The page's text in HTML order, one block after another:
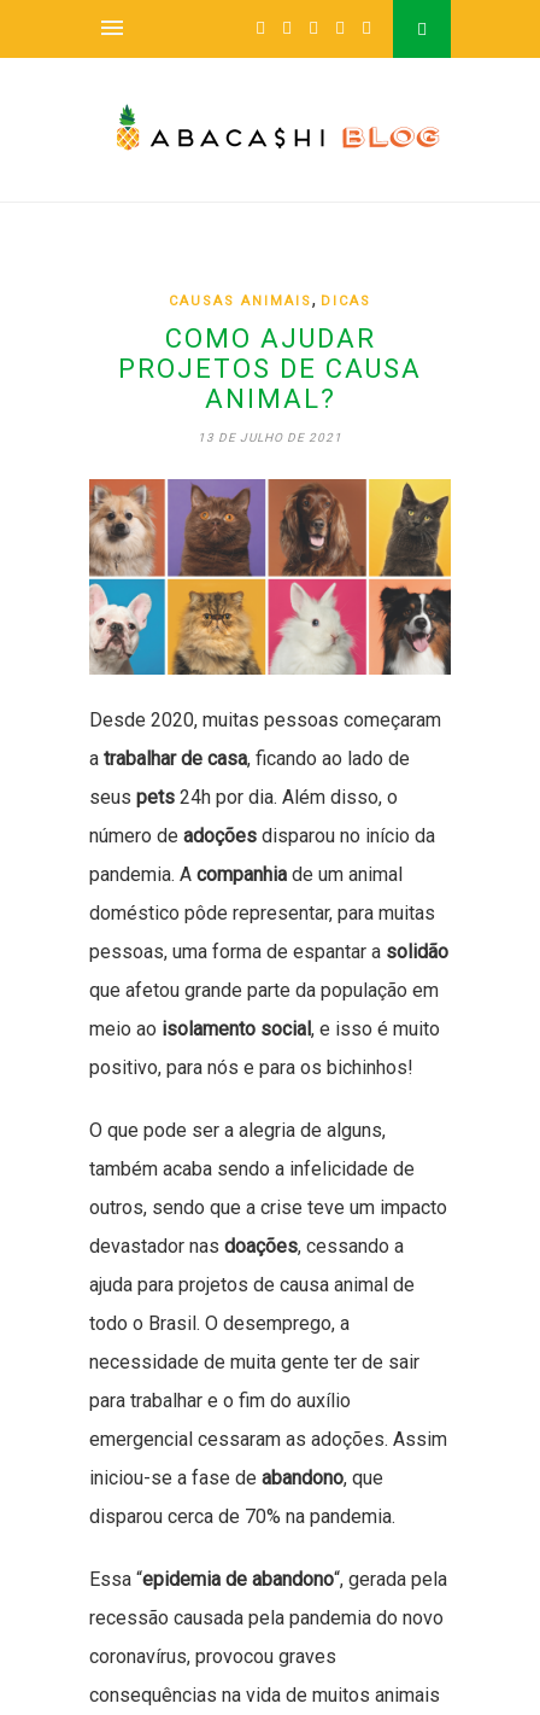
CAUSAS ANIMAIS, DICAS
COMO AJUDAR
PROJETOS DE CAUSA
ANIMAL?
13 DE JULHO DE 2021
Desde 2020, muitas pessoas começaram
a trabalhar de casa, ficando ao lado de
seus pets 24h por dia. Além disso, o
número de adoções disparou no início da
pandemia. A companhia de um animal
doméstico pôde representar, para muitas
pessoas, uma forma de espantar a solidão
que afetou grande parte da população em
meio ao isolamento social, e isso é muito
positivo, para nós e para os bichinhos!
O que pode ser a alegria de alguns,
também acaba sendo a infelicidade de
outros, sendo que a crise teve um impacto
devastador nas doações, cessando a
ajuda para projetos de causa animal de
todo o Brasil. O desemprego, a
necessidade de muita gente ter de sair
para trabalhar e o fim do auxílio
emergencial cessaram as adoções. Assim
iniciou-se a fase de abandono, que
disparou cerca de 70% na pandemia.
Essa “epidemia de abandono“, gerada pela
recessão causada pela pandemia do novo
coronavírus, provocou graves
consequências na vida de muitos animais